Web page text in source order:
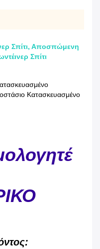
Σπίτι, Αποσπώμενη
Σπίτι
Κατασκευασμένο